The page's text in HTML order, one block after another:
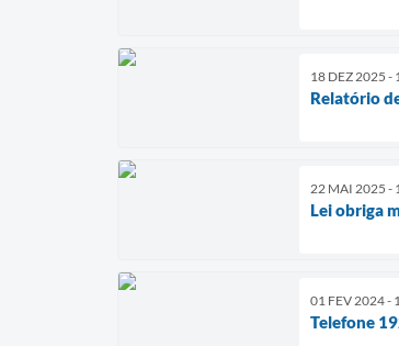
18 DEZ 2025 -
Relatório
22 MAI 2025 -
Lei obriga
01 FEV 2024 -
Telefone